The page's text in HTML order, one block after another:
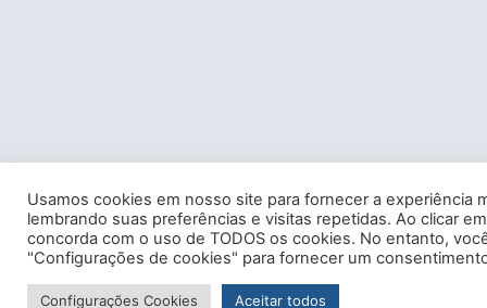
Usamos cookies em nosso site para fornecer a experiência
lembrando suas preferências e visitas repetidas. Ao clicar
concorda com o uso de TODOS os cookies. No entanto,
"Configurações de cookies" para fornecer um
Configurações Cookies Aceitar todos